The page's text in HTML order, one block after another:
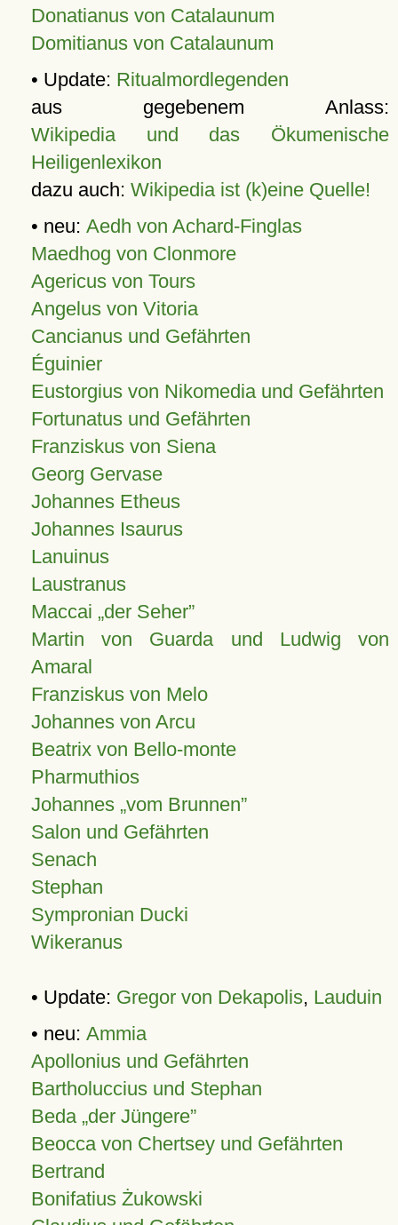
Donatianus von Catalaunum
Domitianus von Catalaunum
• Update: Ritualmordlegenden
aus gegebenem Anlass:
Wikipedia und das Ökumenische
Heiligenlexikon
dazu auch: Wikipedia ist (k)eine Quelle!
• neu: Aedh von Achard-Finglas
Maedhog von Clonmore
Agericus von Tours
Angelus von Vitoria
Cancianus und Gefährten
Éguinier
Eustorgius von Nikomedia und Gefährten
Fortunatus und Gefährten
Franziskus von Siena
Georg Gervase
Johannes Etheus
Johannes Isaurus
Lanuinus
Laustranus
Maccai „der Seher”
Martin von Guarda und Ludwig von
Amaral
Franziskus von Melo
Johannes von Arcu
Beatrix von Bello-monte
Pharmuthios
Johannes vom Brunnen
Salon und Gefährten
Senach
Stephan
Sympronian Ducki
Wikeranus
• Update: Gregor von Dekapolis, Lauduin
• neu: Ammia
Apollonius und Gefährten
Bartholuccius und Stephan
Beda „der Jüngere”
Beocca von Chertsey und Gefährten
Bertrand
Bonifatius Żukowski